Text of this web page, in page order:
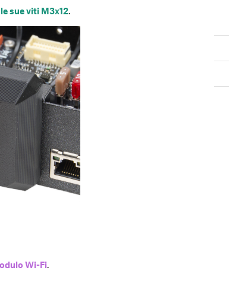
sue viti M3x12.
Wi-Fi.